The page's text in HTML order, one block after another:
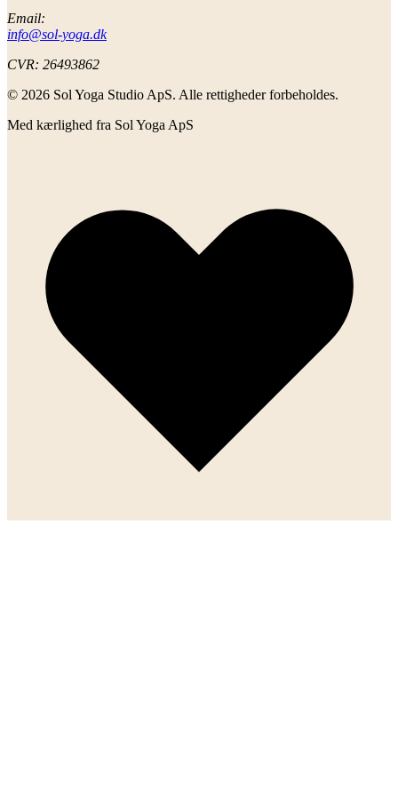
Email:
info@sol-yoga.dk
CVR: 26493862
© 2026 Sol Yoga Studio ApS. Alle rettigheder forbeholdes.
Med kærlighed fra Sol Yoga ApS